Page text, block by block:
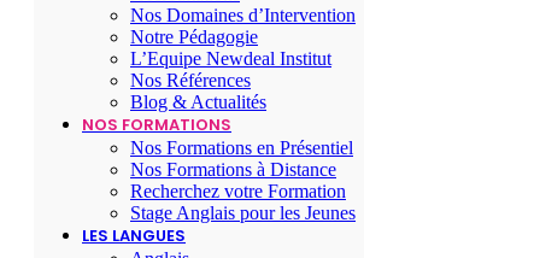
Nos Domaines d’Intervention
Notre Pédagogie
L’Equipe Newdeal Institut
Nos Références
Blog & Actualités
NOS FORMATIONS
Nos Formations en Présentiel
Nos Formations à Distance
Recherchez votre Formation
Stage Anglais pour les Jeunes
LES LANGUES